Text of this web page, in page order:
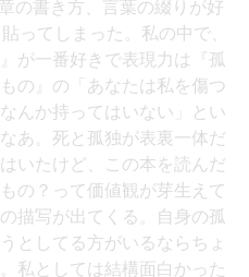
書き方、言葉の綴りが好
ってしまった。私の中で、
が一番好きで表現力は『孤
の』の「あなたは私を傷つ
んか持ってはいない」とい
あ。死と孤独が表裏一体だ
いたけど、この本を読んだ
の？って価値観が芽生えて
描写が出てくる。自身の孤
としてる方がいるならちょ
私としては結構面白かった